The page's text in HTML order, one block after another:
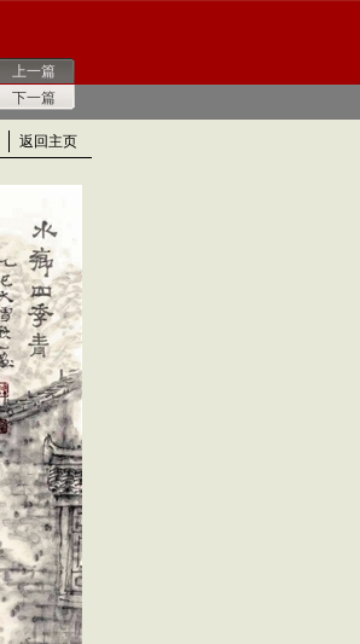
上一篇
下一篇
返回主页